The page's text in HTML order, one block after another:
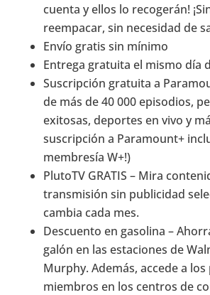
cuenta y ellos lo recogerán!
reempacar, sin necesidad de
Envío gratis sin mínimo
Entrega gratuita el mismo día
Suscripción gratuita a
de más de 40 000 episodios,
exitosas, deportes en vivo y
suscripción a Paramount+
membresía W+!)
PlutoTV GRATIS – Mira
transmisión sin publicidad
cambia cada mes.
Descuento en gasolina –
galón en las estaciones de
Murphy. Además, accede a
miembros en los centros de